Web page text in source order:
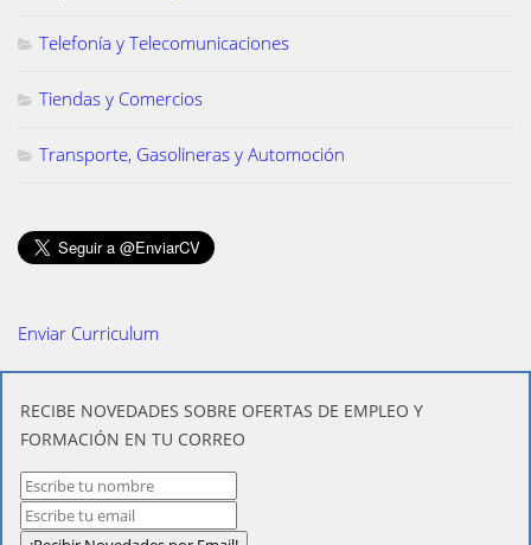
Telefonía y Telecomunicaciones
Tiendas y Comercios
Transporte, Gasolineras y Automoción
Enviar Curriculum
​RECIBE NOVEDADES SOBRE OFERTAS DE EMPLEO Y
FORMACIÓN EN TU CORREO